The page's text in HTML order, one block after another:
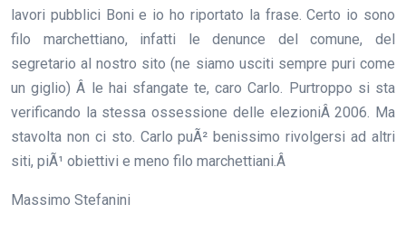
lavori pubblici Boni e io ho riportato la frase. Certo io sono
filo marchettiano, infatti le denunce del comune, del
segretario al nostro sito (ne siamo usciti sempre puri come
un giglio) Â le hai sfangate te, caro Carlo. Purtroppo si sta
verificando la stessa ossessione delle elezioniÂ 2006. Ma
stavolta non ci sto. Carlo puÃ² benissimo rivolgersi ad altri
siti, piÃ¹ obiettivi e meno filo marchettiani.Â
Massimo Stefanini